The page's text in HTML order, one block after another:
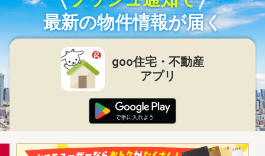
最新の物件情報が届く
goo住宅・不動産
アプリ